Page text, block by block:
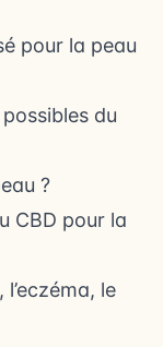
pour la peau
du
?
CBD pour la
le